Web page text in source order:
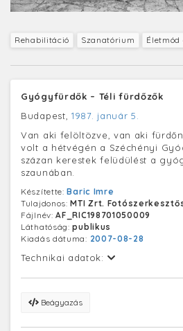
Rehabilitáció Szanatórium
Gyógyfürdők – Téli fürdőzők
Budapest, 1987. január 5.
Van aki felöltözve, van aki
volt a hétvégén a Széchényi
százan kerestek felüdülést a
szaunában.
Készítette:Baric Imre
Tulajdonos:MTI Zrt.
Fájlnév:AF_RIC198701050009
Láthatóság:publikus
Kiadás dátuma: 2007-08-28
Technikai adatok:
Beágyazás